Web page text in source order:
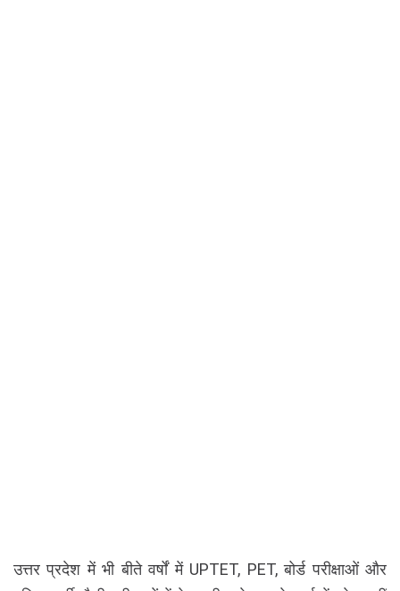
उत्तर प्रदेश में भी बीते वर्षों में UPTET, PET, बोर्ड परीक्षाओं और